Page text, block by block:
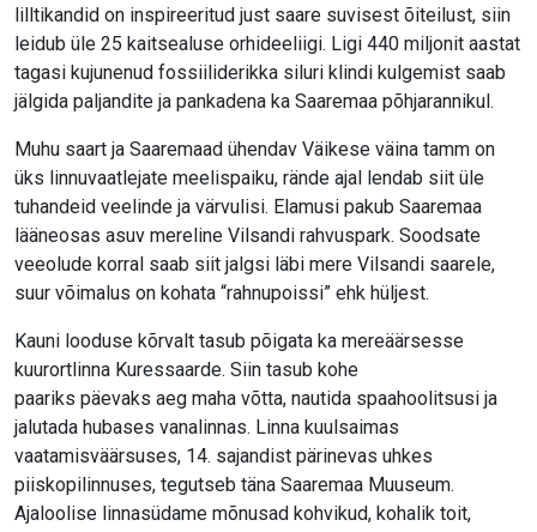
lilltikandid on inspireeritud just saare suvisest õiteilust, siin
leidub üle 25 kaitsealuse orhideeliigi. Ligi 440 miljonit aastat
tagasi kujunenud fossiiliderikka siluri klindi kulgemist saab
jälgida paljandite ja pankadena ka Saaremaa põhjarannikul.
Muhu saart ja Saaremaad ühendav Väikese väina tamm on
üks linnuvaatlejate meelispaiku, rände ajal lendab siit üle
tuhandeid veelinde ja värvulisi. Elamusi pakub Saaremaa
lääneosas asuv mereline Vilsandi rahvuspark. Soodsate
veeolude korral saab siit jalgsi läbi mere Vilsandi saarele,
suur võimalus on kohata “rahnupoissi” ehk hüljest.
Kauni looduse kõrvalt tasub põigata ka mereäärsesse
kuurortlinna Kuressaarde. Siin tasub kohe
paariks päevaks aeg maha võtta, nautida spaahoolitsusi ja
jalutada hubases vanalinnas. Linna kuulsaimas
vaatamisväärsuses, 14. sajandist pärinevas uhkes
piiskopilinnuses, tegutseb täna Saaremaa Muuseum.
Ajaloolise linnasüdame mõnusad kohvikud, kohalik toit,